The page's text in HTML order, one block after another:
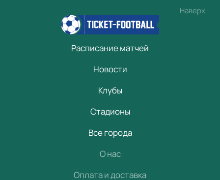
Наверх
Расписание матчей
Новости
Клубы
Стадионы
Все города
О нас
Оплата и доставка